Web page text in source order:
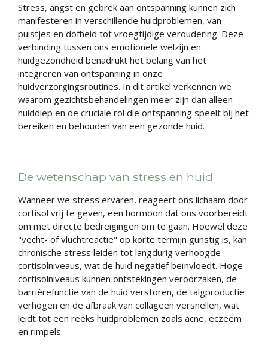
Stress, angst en gebrek aan ontspanning kunnen zich
manifesteren in verschillende huidproblemen, van
puistjes en dofheid tot vroegtijdige veroudering. Deze
verbinding tussen ons emotionele welzijn en
huidgezondheid benadrukt het belang van het
integreren van ontspanning in onze
huidverzorgingsroutines. In dit artikel verkennen we
waarom gezichtsbehandelingen meer zijn dan alleen
huiddiep en de cruciale rol die ontspanning speelt bij het
bereiken en behouden van een gezonde huid.
De wetenschap van stress en huid
Wanneer we stress ervaren, reageert ons lichaam door
cortisol vrij te geven, een hormoon dat ons voorbereidt
om met directe bedreigingen om te gaan. Hoewel deze
"vecht- of vluchtreactie" op korte termijn gunstig is, kan
chronische stress leiden tot langdurig verhoogde
cortisolniveaus, wat de huid negatief beïnvloedt. Hoge
cortisolniveaus kunnen ontstekingen veroorzaken, de
barrièrefunctie van de huid verstoren, de talgproductie
verhogen en de afbraak van collageen versnellen, wat
leidt tot een reeks huidproblemen zoals acne, eczeem
en rimpels.